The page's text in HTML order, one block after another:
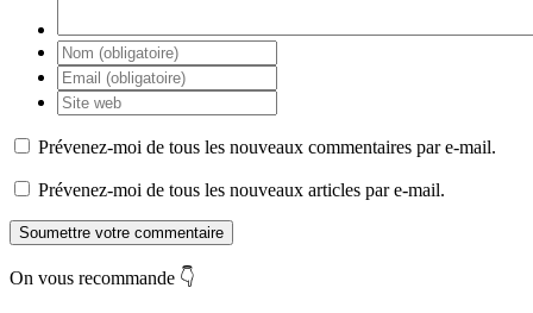
Prévenez-moi de tous les nouveaux commentaires par e-mail.
Prévenez-moi de tous les nouveaux articles par e-mail.
Soumettre votre commentaire
On vous recommande 👇